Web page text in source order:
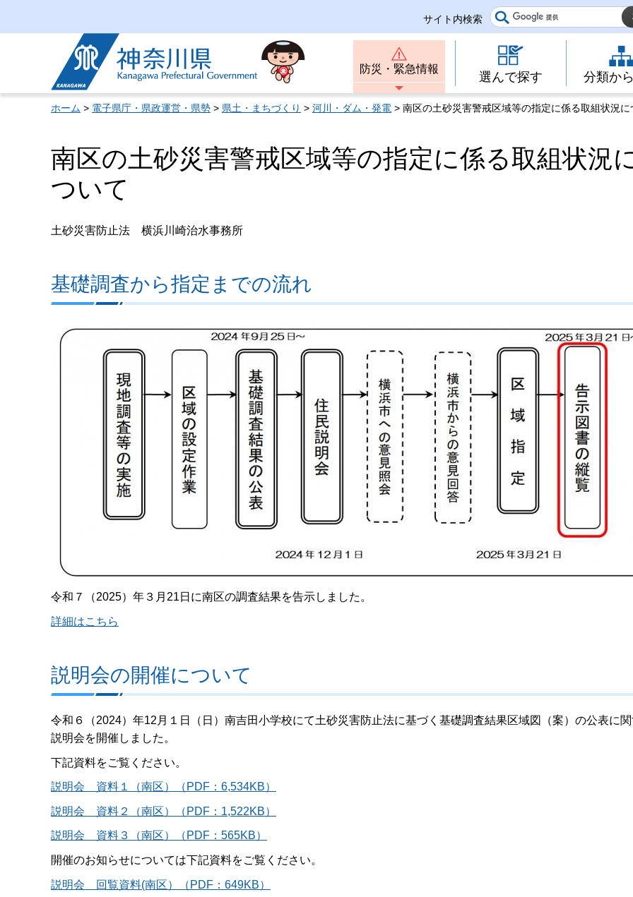
サイト内検索
神奈川県
防災・緊急情報
選んで探す 分類か
ホーム > 電子県庁・県政運営・県勢 > 県土・まちづくり > 河川・ダム・発電 > 南区の土砂災害警戒区域等の指定に係る取組状況に
南区の土砂災害警戒区域等の指定に係る取組状況
ついて
土砂災害防止法 横浜川崎治水事務所
基礎調査から指定までの流れ
令和７（2025）年３月21日に南区の調査結果を告示しました。
詳細はこちら
説明会の開催について
令和６（2024）年12月１日（日）南吉田小学校にて土砂災害防止法に基づく基礎調査結果区域図（案）の公表に
説明会を開催しました。
下記資料をご覧ください。
説明会 資料１（南区）（PDF：6,534KB）
説明会 資料２（南区）（PDF：1,522KB）
説明会 資料３（南区）（PDF：565KB）
開催のお知らせについては下記資料をご覧ください。
説明会 回覧資料(南区）（PDF：649KB）